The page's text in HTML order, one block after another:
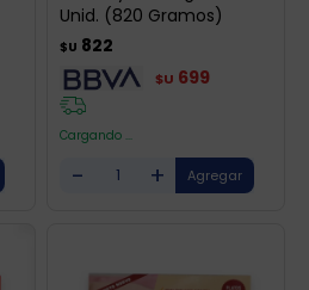
Unid. (820 Gramos)
$U 822
$U 699
Cargando ...
- +